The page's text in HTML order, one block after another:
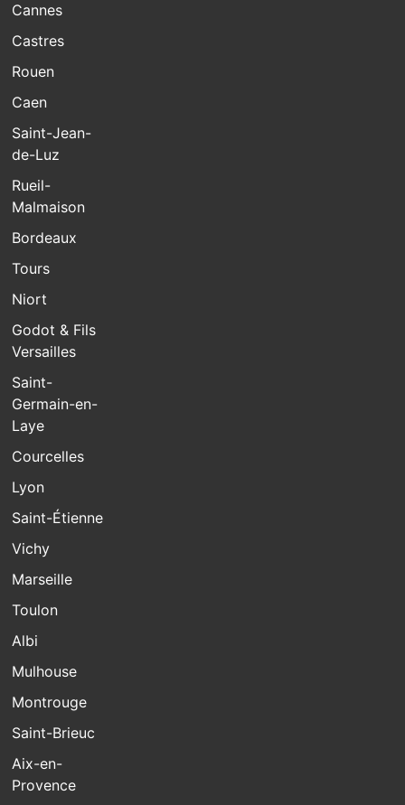
Cannes
Castres
Rouen
Caen
Saint-Jean-
de-Luz
Rueil-
Malmaison
Bordeaux
Tours
Niort
Godot & Fils
Versailles
Saint-
Germain-en-
Laye
Courcelles
Lyon
Saint-Étienne
Vichy
Marseille
Toulon
Albi
Mulhouse
Montrouge
Saint-Brieuc
Aix-en-
Provence